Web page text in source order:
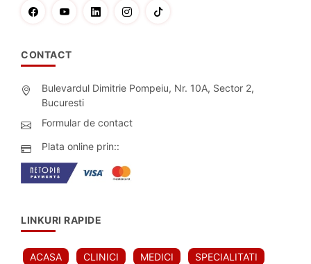
CONTACT
Bulevardul Dimitrie Pompeiu, Nr. 10A, Sector 2,
Bucuresti
Formular de contact
Plata online prin::
LINKURI RAPIDE
ACASA CLINICI MEDICI
SPECIALITATI